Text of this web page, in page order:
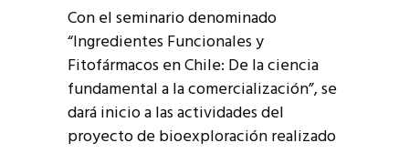
Con el seminario denominado
“Ingredientes Funcionales y
Fitofármacos en Chile: De la ciencia
fundamental a la comercialización”, se
dará inicio a las actividades del
proyecto de bioexploración realizado